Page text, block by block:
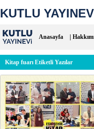
KUTLU
Anasayfa |
Kitap fuarı Etiketli Yazılar